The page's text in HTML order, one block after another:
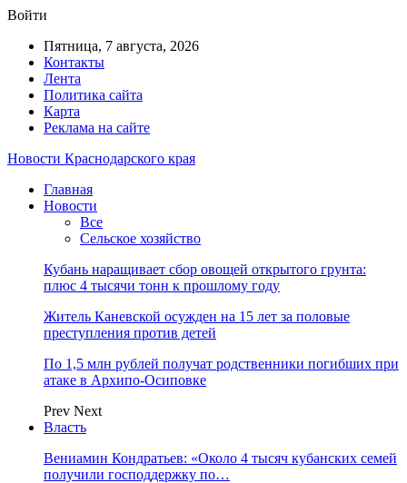
Войти
Пятница, 7 августа, 2026
Контакты
Лента
Политика сайта
Карта
Реклама на сайте
Новости Краснодарского края
Главная
Новости
Все
Сельское хозяйство
Кубань наращивает сбор овощей открытого грунта:
плюс 4 тысячи тонн к прошлому году
Житель Каневской осужден на 15 лет за половые
преступления против детей
По 1,5 млн рублей получат родственники погибших при
атаке в Архипо-Осиповке
Prev Next
Власть
Вениамин Кондратьев: «Около 4 тысяч кубанских семей
получили господдержку по…